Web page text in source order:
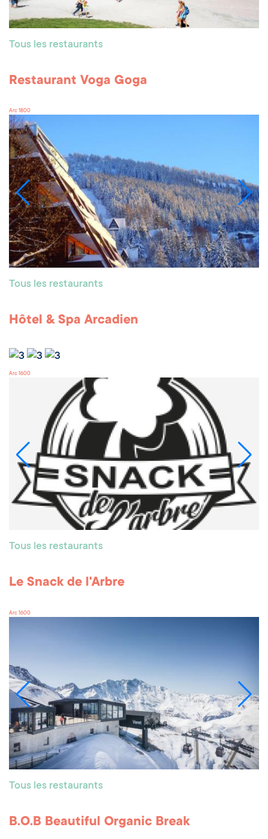
Tous les restaurants
Restaurant Voga Goga
Arc 1800
Tous les restaurants
Hôtel & Spa Arcadien
Arc 1600
Tous les restaurants
Le Snack de l'Arbre
Arc 1600
Tous les restaurants
B.O.B Beautiful Organic Break